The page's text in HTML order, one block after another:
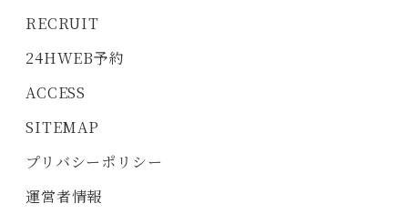
RECRUIT
24HWEB予約
ACCESS
SITEMAP
プリバシーポリシー
運営者情報